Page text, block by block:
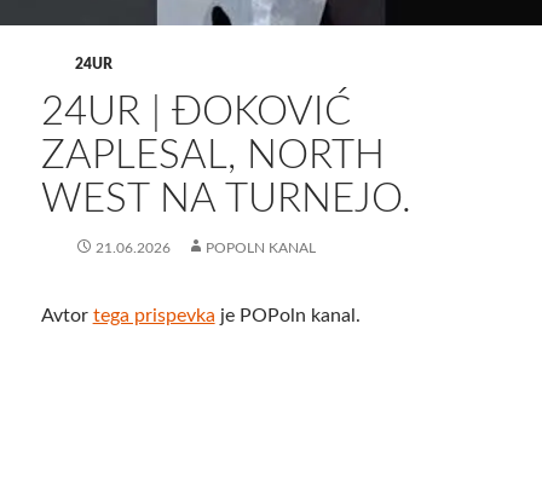
24UR
24UR | ĐOKOVIĆ
ZAPLESAL, NORTH
WEST NA TURNEJO.
21.06.2026 POPOLN KANAL
Avtor tega prispevka je POPoln kanal.